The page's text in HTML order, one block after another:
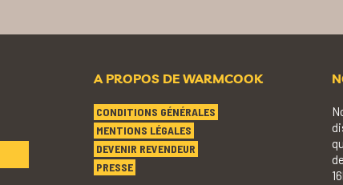
A PROPOS DE WARMCOOK
CONDITIONS GÉNÉRALES
MENTIONS LÉGALES
DEVENIR REVENDEUR
PRESSE